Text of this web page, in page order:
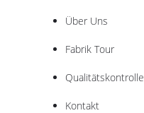
Über Uns
Fabrik Tour
Qualitätskontrolle
Kontakt